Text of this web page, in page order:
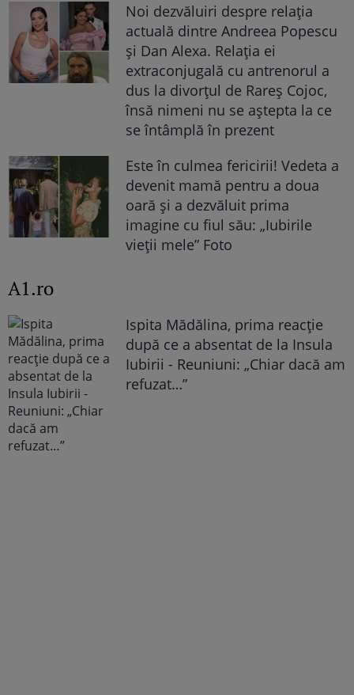
Noi dezvăluiri despre relația
actuală dintre Andreea Popescu
și Dan Alexa. Relația ei
extraconjugală cu antrenorul a
dus la divorțul de Rareș Cojoc,
însă nimeni nu se aștepta la ce
se întâmplă în prezent
Este în culmea fericirii! Vedeta a
devenit mamă pentru a doua
oară și a dezvăluit prima
imagine cu fiul său: „Iubirile
vieții mele” Foto
A1.ro
Ispita Mădălina, prima reacție
după ce a absentat de la Insula
Iubirii - Reuniuni: „Chiar dacă am
refuzat…”